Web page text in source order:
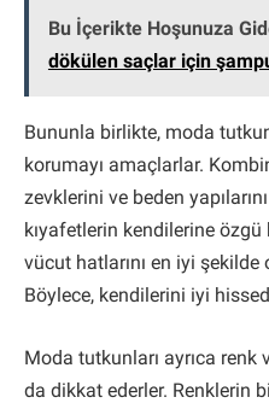
Bu İçerikte Hoşunuza
dökülen saçlar için
Bununla birlikte, moda
korumayı amaçlarlar.
zevklerini ve beden
kıyafetlerin kendilerine
vücut hatlarını en iyi şekilde
Böylece, kendilerini iyi
Moda tutkunları ayrıca renk
da dikkat ederler. Renklerin